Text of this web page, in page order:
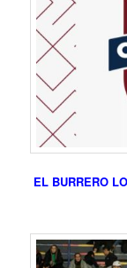
EL BURRERO